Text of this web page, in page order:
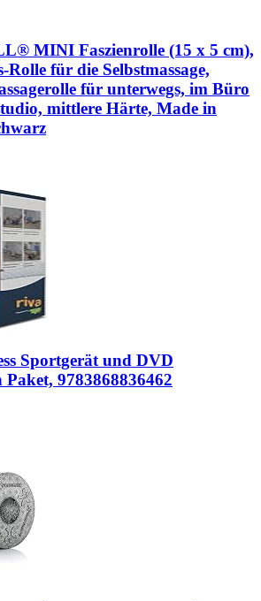
MINI Faszienrolle (15 x 5 cm),
Rolle für die Selbstmassage,
für unterwegs, im Büro
mittlere Härte, Made in
Sportgerät und DVD
Paket, 9783868836462